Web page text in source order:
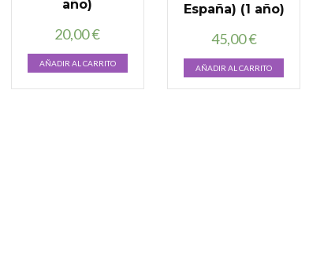
año)
20,00€
AÑADIR AL CARRITO
España) (1 año)
45,00€
AÑADIR AL CARRITO